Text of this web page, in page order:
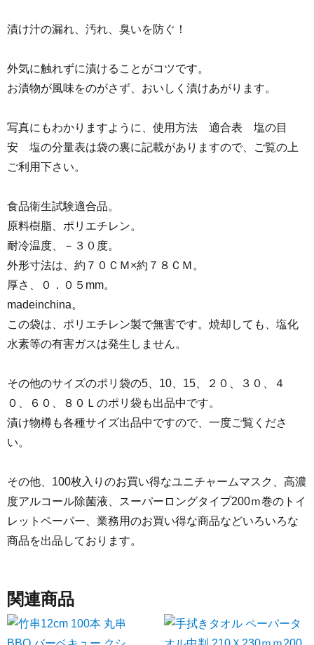
漬け汁の漏れ、汚れ、臭いを防ぐ！
外気に触れずに漬けることがコツです。
お漬物が風味をのがさず、おいしく漬けあがります。
写真にもわかりますように、使用方法 適合表 塩の目
安 塩の分量表は袋の裏に記載がありますので、ご覧の上
ご利用下さい。
食品衛生試験適合品。
原料樹脂、ポリエチレン。
耐冷温度、－３０度。
外形寸法は、約７０ＣＭ×約７８ＣＭ。
厚さ、０．０５mm。
madeinchina。
この袋は、ポリエチレン製で無害です。焼却しても、塩化
水素等の有害ガスは発生しません。
その他のサイズのポリ袋の5、10、15、２０、３０、４
０、６０、８０Ｌのポリ袋も出品中です。
漬け物樽も各種サイズ出品中ですので、一度ご覧くださ
い。
その他、100枚入りのお買い得なユニチャームマスク、高濃
度アルコール除菌液、スーパーロングタイプ200ｍ巻のトイ
レットペーパー、業務用のお買い得な商品などいろいろな
商品を出品しております。
関連商品